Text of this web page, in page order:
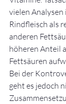
vielen Analysen
Rindfleisch als
anderen
höheren Anteil
Fettsäuren
Bei der
geht es jedoch